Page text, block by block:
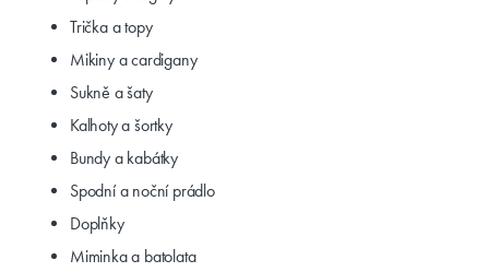
Trička a topy
Mikiny a cardigany
Sukně a šaty
Kalhoty a šortky
Bundy a kabátky
Spodní a noční prádlo
Doplňky
Miminka a batolata